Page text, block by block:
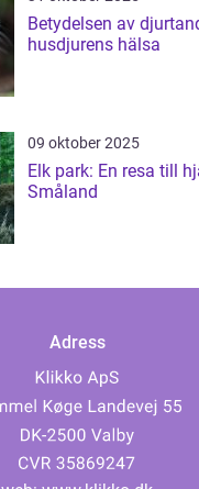
Betydelsen av
husdjurens hälsa
09 oktober 2025
Elk park: En resa till
Småland
Adress